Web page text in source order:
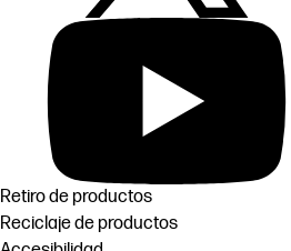
Retiro de productos
Reciclaje de productos